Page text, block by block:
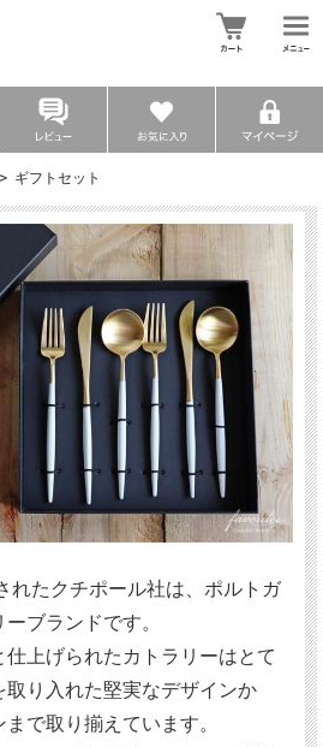
> ギフトセット
れたクチポール社は、ポルトガ
ブランドです。
上げられたカトラリーはとて
取り入れた堅実なデザインか
で取り揃えています。